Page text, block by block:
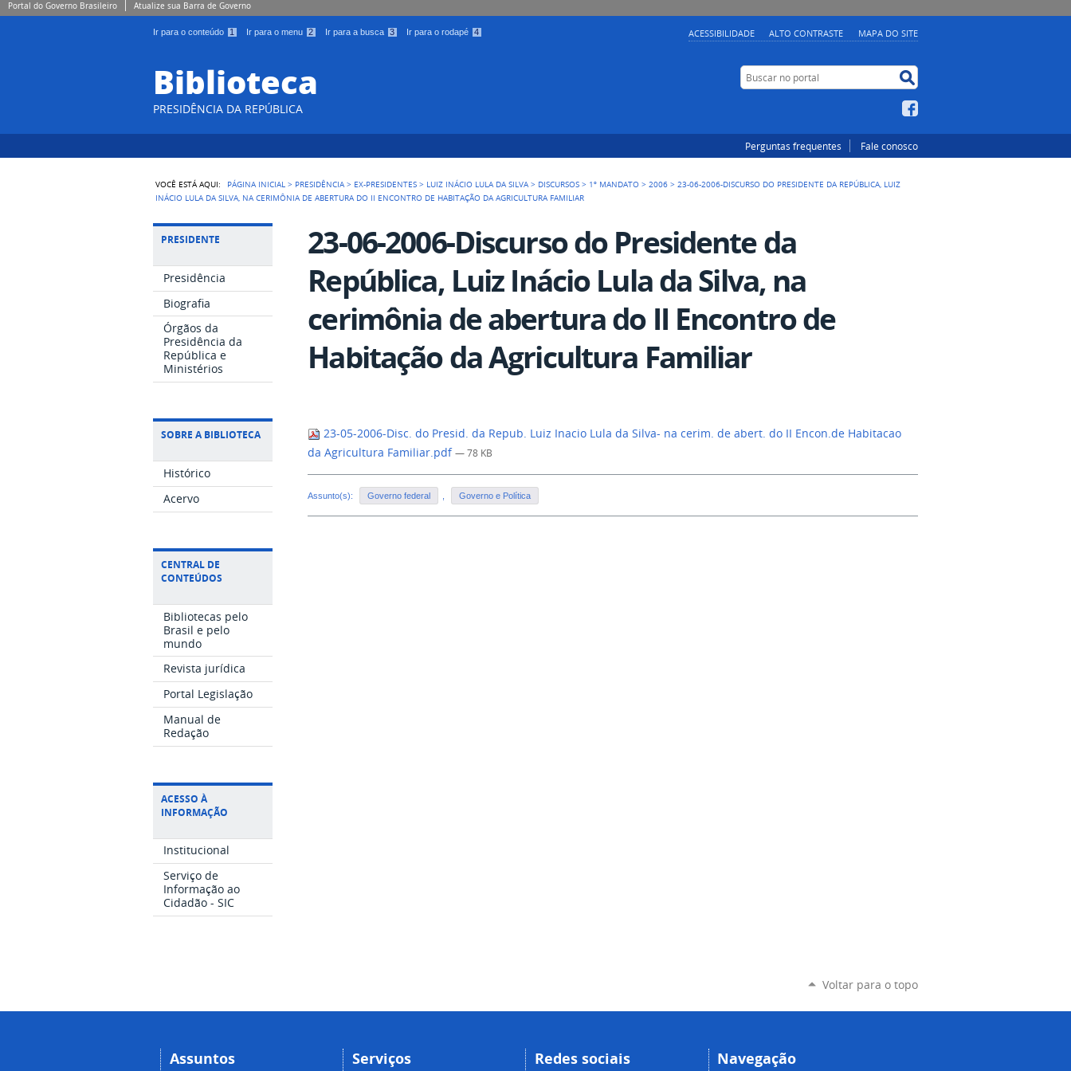
Portal do Governo Brasileiro Atualize sua Barra de Governo
Ir para o conteúdo 1 Ir para o menu 2 Ir para a busca 3 Ir para o rodapé 4 ACESSIBILIDADE ALTO CONTRASTE MAPA DO SITE
Biblioteca
PRESIDÊNCIA DA REPÚBLICA
Buscar no portal
Perguntas frequentes Fale conosco
VOCÊ ESTÁ AQUI: PÁGINA INICIAL > PRESIDÊNCIA > EX-PRESIDENTES > LUIZ INÁCIO LULA DA SILVA > DISCURSOS > 1º MANDATO >2006 >23-06-2006-DISCURSO DO PRESIDENTE DA REPÚBLICA, LUIZ
INÁCIO LULA DA SILVA, NA CERIMÔNIA DE ABERTURA DO II ENCONTRO DE HABITAÇÃO DA AGRICULTURA FAMILIAR
PRESIDENTE
Presidência
Biografia
Órgãos da
Presidência da
República e
Ministérios
SOBRE A BIBLIOTECA
Histórico
Acervo
CENTRAL DE
CONTEÚDOS
Bibliotecas pelo
Brasil e pelo
mundo
Revista jurídica
Portal Legislação
Manual de
Redação
ACESSO À
INFORMAÇÃO
Institucional
Serviço de
Informação ao
Cidadão - SIC
23-06-2006-Discurso do Presidente da
República, Luiz Inácio Lula da Silva, na
cerimônia de abertura do II Encontro de
Habitação da Agricultura Familiar
23-05-2006-Disc. do Presid. da Repub. Luiz Inacio Lula da Silva- na cerim. de abert. do II Encon.de Habitacao
da Agricultura Familiar.pdf— 78 KB
Assunto(s): Governo federal Governo e Política
Voltar para o topo
Assuntos Serviços Redes sociais Navegação